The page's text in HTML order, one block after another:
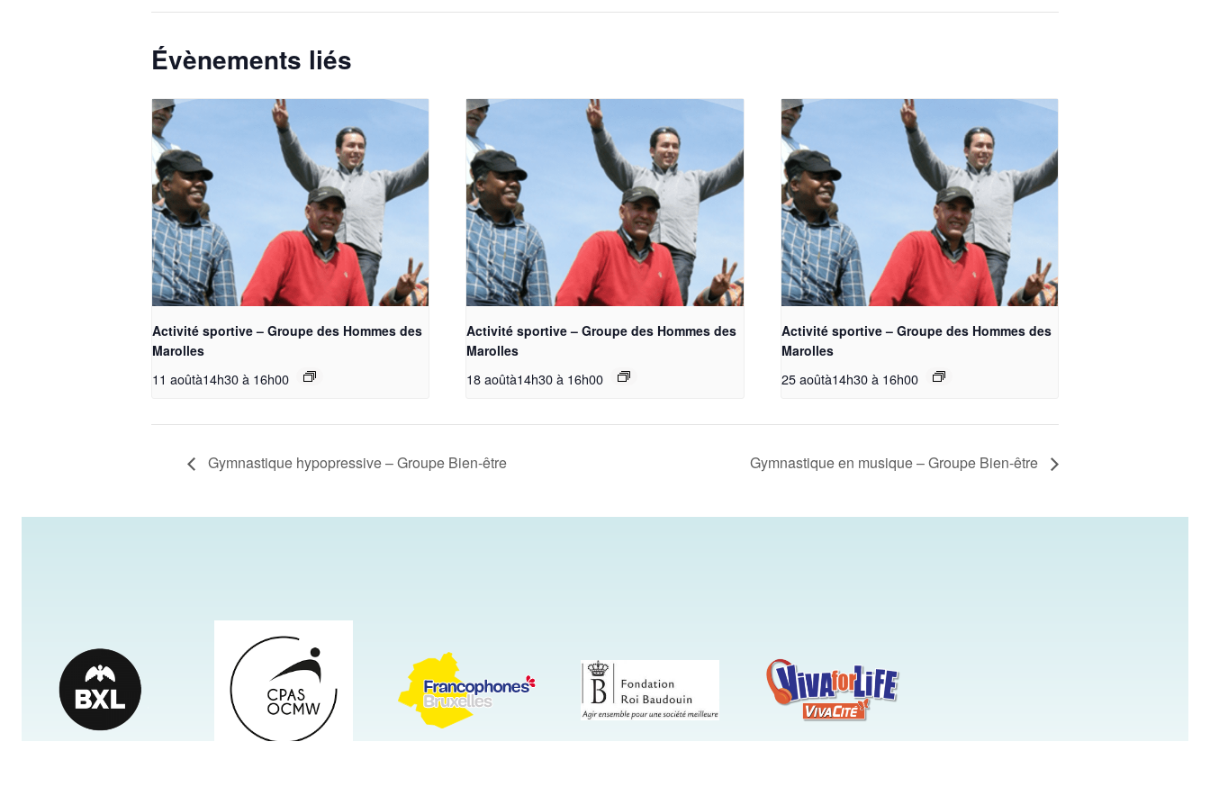
Évènements liés
Activité sportive – Groupe des Hommes des
Marolles
11 aoûtà14h30à 16h00
Activité sportive – Groupe des Hommes des
Marolles
18 aoûtà14h30 à 16h00
Activité sportive – Groupe des Hommes des
Marolles
25 aoûtà14h30à 16h00
Gymnastique hypopressive – Groupe Bien-être Gymnastique en musique – Groupe Bien-être